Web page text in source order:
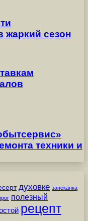
жаркий сезон
техники и
духовке запеканка
полезный
рецепт